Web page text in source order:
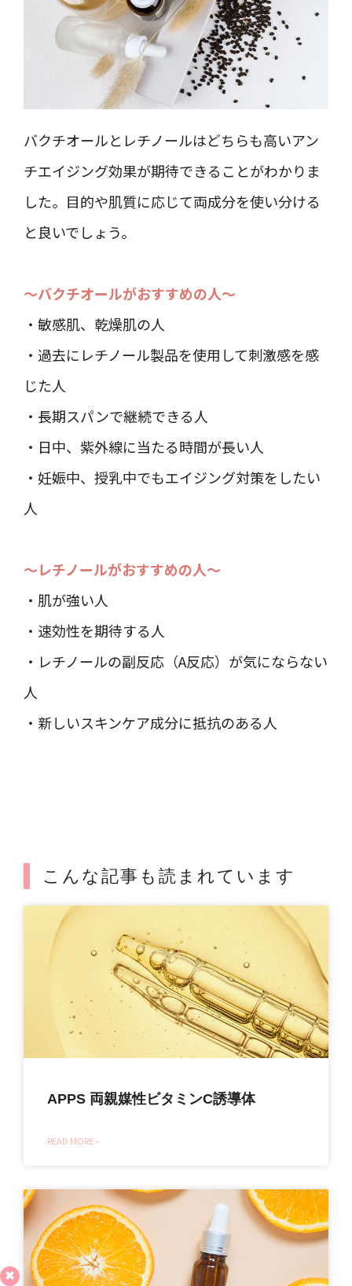
バクチオールとレチノールはどちらも高いアン
チエイジング効果が期待できることがわかりま
した。目的や肌質に応じて両成分を使い分ける
と良いでしょう。
～バクチオールがおすすめの人～
・敏感肌、乾燥肌の人
・過去にレチノール製品を使用して刺激感を感
じた人
・長期スパンで継続できる人
・日中、紫外線に当たる時間が長い人
・妊娠中、授乳中でもエイジング対策をしたい
人
～レチノールがおすすめの人～
・肌が強い人
・速効性を期待する人
・レチノールの副反応（A反応）が気にならない
人
・新しいスキンケア成分に抵抗のある人
こんな記事も読まれています
APPS 両親媒性ビタミンC誘導体
READ MORE »